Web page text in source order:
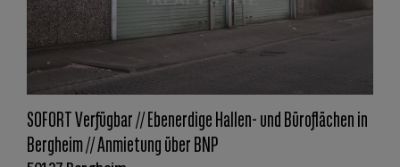
SOFORT Verfügbar // Ebenerdige Hallen- und Büroflächen in
Bergheim // Anmietung über BNP